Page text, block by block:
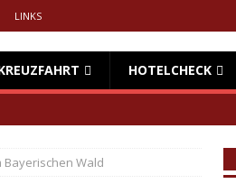
LINKS
HOTELCHECK
Wald